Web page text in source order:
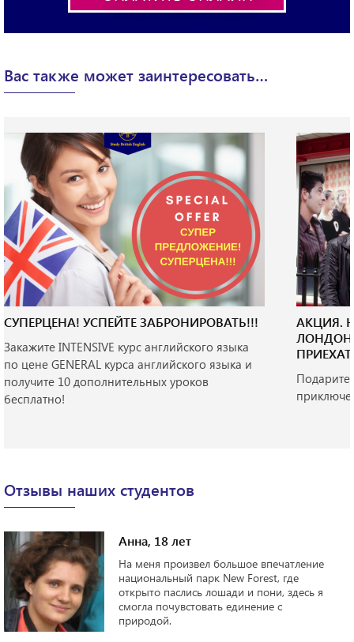
Вас также может заинтересовать…
СУПЕРЦЕНА! УСПЕЙТЕ ЗАБРОНИРОВАТЬ!!!
Закажите INTENSIVE курс английского языка
по цене GENERAL курса английского языка и
получите 10 дополнительных уроков
бесплатно!
АКЦИЯ.
Подарите
Отзывы наших студентов
Анна, 18 лет
На меня произвел большое впечатление
национальный парк New Forest, где
открыто паслись лошади и пони, здесь я
смогла почувстовать единение с
природой.